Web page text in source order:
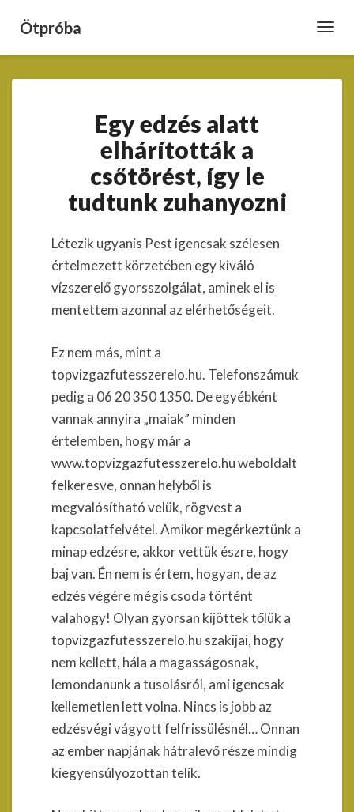
Ötpróba
edzés
alatt
elhárították
a
csőtörést,
így
tudtunk
zuhanyozni
Egy edzés alatt
elhárították a
csőtörést, így le
tudtunk zuhanyozni
Létezik ugyanis Pest igencsak szélesen
értelmezett körzetében egy kiváló
vízszerelő gyorsszolgálat, aminek el is
mentettem azonnal az elérhetőségeit.
Ez nem más, mint a
topvizgazfutesszerelo.hu. Telefonszámuk
pedig a 06 20 350 1350. De egyébként
vannak annyira „maiak” minden
értelemben, hogy már a
www.topvizgazfutesszerelo.hu weboldalt
felkeresve, onnan helyből is
megvalósítható velük, rögvest a
kapcsolatfelvétel. Amikor megérkeztünk a
minap edzésre, akkor vettük észre, hogy
baj van. Én nem is értem, hogyan, de az
edzés végére mégis csoda történt
valahogy! Olyan gyorsan kijöttek tőlük a
topvizgazfutesszerelo.hu szakijai, hogy
nem kellett, hála a magasságosnak,
lemondanunk a tusolásról, ami igencsak
kellemetlen lett volna. Nincs is jobb az
edzésvégi vágyott felfrissülésnél… Onnan
az ember napjának hátralevő része mindig
kiegyensúlyozottan telik.